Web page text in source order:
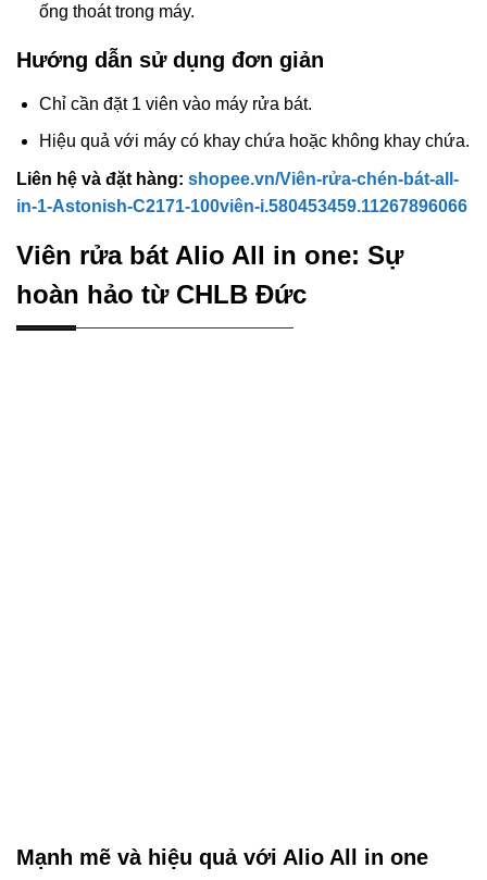
ống thoát trong máy.
Hướng dẫn sử dụng đơn giản
Chỉ cần đặt 1 viên vào máy rửa bát.
Hiệu quả với máy có khay chứa hoặc không khay chứa.
Liên hệ và đặt hàng: shopee.vn/Viên-rửa-chén-bát-all-
in-1-Astonish-C2171-100viên-i.580453459.11267896066
Viên rửa bát Alio All in one: Sự
hoàn hảo từ CHLB Đức
Mạnh mẽ và hiệu quả với Alio All in one